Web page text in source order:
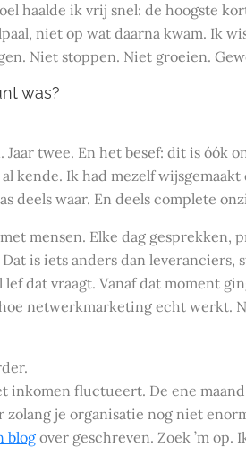
haalde ik vrij snel: de hoogste
niet op wat daarna kwam. Ik
Niet stoppen. Niet groeien.
was?
Jaar twee. En het besef: dit is óók
kende. Ik had mezelf wijsgemaakt
deels waar. En deels complete
mensen. Elke dag gesprekken,
is iets anders dan leveranciers,
dat vraagt. Vanaf dat moment
netwerkmarketing echt werkt.
inkomen fluctueert. De ene
zolang je organisatie nog niet
blog over geschreven. Zoek ’m